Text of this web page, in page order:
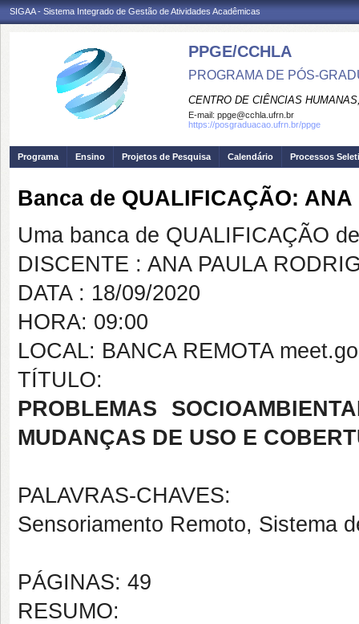
SIGAA - Sistema Integrado de Gestão de Atividades Acadêmicas
PPGE/CCHLA
PROGRAMA DE PÓS-
CENTRO DE CIÊNCIAS
E-mail: ppge@cchla.ufrn.br
https://posgraduacao.ufrn.br/ppge
Programa Ensino Projetos de Pesquisa Calendário Processos
Banca de QUALIFICAÇÃO:
Uma banca de QUALIFICAÇÃO
DISCENTE : ANA PAULA
DATA : 18/09/2020
HORA: 09:00
LOCAL: BANCA REMOTA
TÍTULO:
PROBLEMAS
MUDANÇAS DE USO E
PALAVRAS-CHAVES:
Sensoriamento Remoto, Sistema
PÁGINAS: 49
RESUMO: